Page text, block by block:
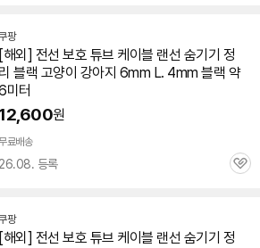
팡
[해외] 전선 보호 튜브 케이블 랜선 숨기기 정
리 블랙 고양이 강아지 6mm L. 4mm 블랙 약
미터
12,600원
료배송
26.08. 등록
관
팡
[해외] 전선 보호 튜브 케이블 랜선 숨기기 정